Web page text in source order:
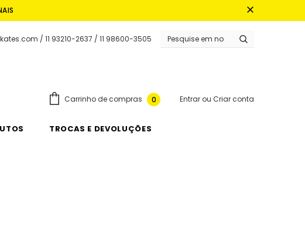
/ 11 93210-2637 / 11 98600-3505
Carrinho de compras 0 Entrar ou Criar conta
TROCAS E DEVOLUÇÕES